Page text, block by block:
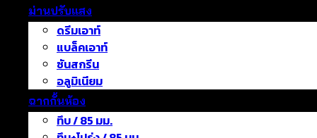
ม่านปรับแสง
ดรีมเอาท์
แบล็คเอาท์
ซันสกรีน
อลูมิเนียม
ฉากกั้นห้อง
ทึบ / 85 มม.